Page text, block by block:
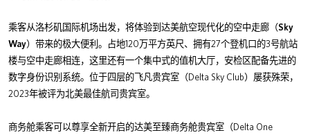
乘客从洛杉矶国际机场出发，将体验到达美航空现代化的空中走廊（Sky
Way）带来的极大便利。占地120万平方英尺、拥有27个登机口的3号航站
楼与空中走廊相连，这里还有一个集中式的值机大厅，安检区配备先进的
数字身份识别系统。位于四层的飞凡贵宾室（Delta Sky Club）屡获殊荣，
2023年被评为北美最佳航司贵宾室。
商务舱乘客可以尊享全新开启的达美至臻商务舱贵宾室（Delta One